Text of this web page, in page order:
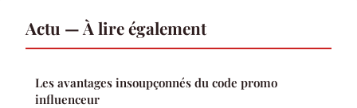
Actu — À lire également
Les avantages insoupçonnés du code promo
influenceur